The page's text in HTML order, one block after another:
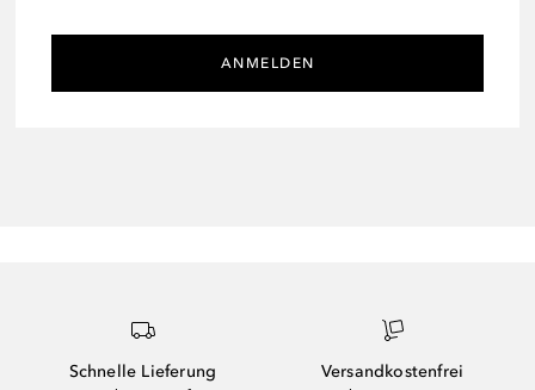
ANMELDEN
Schnelle Lieferung
Versandkostenfrei